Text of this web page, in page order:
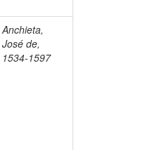
Anchieta,
José de,
1534-1597